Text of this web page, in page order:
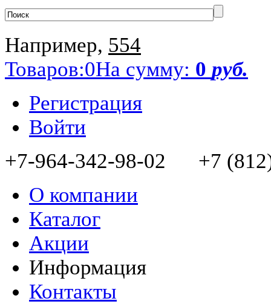
Например, 554
Товаров:0На сумму: 0 руб.
Регистрация
Войти
+7-964-342-98-02 +7
О компании
Каталог
Акции
Информация
Контакты